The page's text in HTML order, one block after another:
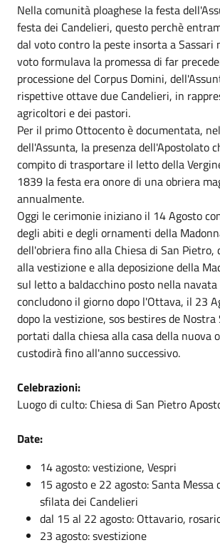
Nella comunità ploaghese la festa
festa dei Candelieri, questo perchè
dal voto contro la peste insorta a Sassari
voto formulava la promessa di far
processione del Corpus Domini,
rispettive ottave due Candelieri, in
agricoltori e dei pastori.
Per il primo Ottocento è documentata,
dell'Assunta, la presenza dell'Apostolato
compito di trasportare il letto della
1839 la festa era onore di una obriera
annualmente.
Oggi le cerimonie iniziano il 14 Agosto
degli abiti e degli ornamenti della
dell'obriera fino alla Chiesa di San Pietro,
alla vestizione e alla deposizione della
sul letto a baldacchino posto nella
concludono il giorno dopo l'Ottava, il 23
dopo la vestizione, sos bestires de Nostra
portati dalla chiesa alla casa della nuova
custodirà fino all'anno successivo.
Celebrazioni:
Luogo di culto: Chiesa di San Pietro
Date:
14 agosto: vestizione, Vespri
15 agosto e 22 agosto: Santa Messa
sfilata dei Candelieri
dal 15 al 22 agosto: Ottavario,
23 agosto: svestizione